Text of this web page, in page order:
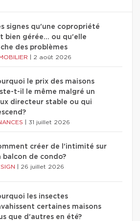
signes qu'une copropriété
bien gérée… ou qu'elle
des problèmes
2 août 2026
le prix des maisons
t-il le même malgré un
directeur stable ou qui
31 juillet 2026
créer de l'intimité sur
balcon de condo?
26 juillet 2026
les insectes
certaines maisons
que d'autres en été?